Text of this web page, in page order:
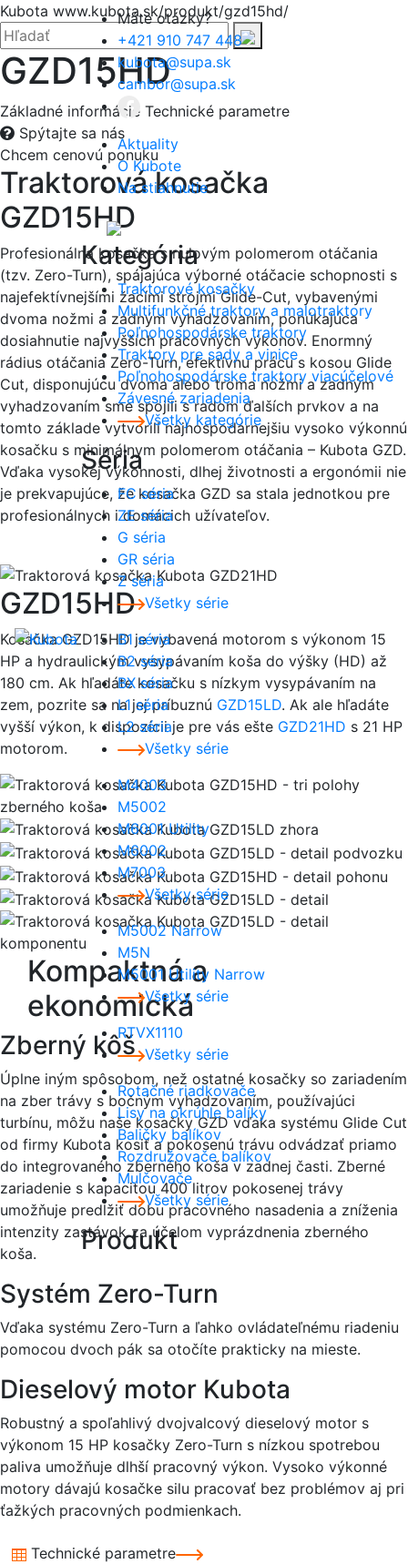
Hore
Kubota www.kubota.sk/produkt/gzd15hd/
Zatvoriť
Hľadať: Hľadať
Máte otázky?
+421 910 747 448
kubota@supa.sk
cambor@supa.sk
Aktuality
O Kubote
Na stiahnutie
Menu
Kategória
Traktorové kosačky
Multifunkčné traktory a malotraktory
Poľnohospodárske traktory
Traktory pre sady a vinice
Poľnohospodárske traktory viacúčelové
Závesné zariadenia
Všetky kategórie
Séria
FC séria
ZE séria
G séria
GR séria
Z séria
Všetky série
B1 séria
B2 séria
BX séria
L1 séria
L2 séria
Všetky série
M4003
M5002
M6001 Utility
M6002
M7003
Všetky série
M5002 Narrow
M5N
M5001 Utility Narrow
Všetky série
RTVX1110
Všetky série
Rotačné riadkovače
Lisy na okrúhle balíky
Baličky balíkov
Rozdružovače balíkov
Mulčovače
Všetky série
Produkt
GZD15HD
Základné informácie Technické parametre
Spýtajte sa nás
Chcem cenovú ponuku
Traktorová kosačka
GZD15HD
Profesionálna kosačka s nulovým polomerom otáčania
(tzv. Zero-Turn), spájajúca výborné otáčacie schopnosti s
najefektívnejšími žacími strojmi Glide-Cut, vybavenými
dvoma nožmi a zadným vyhadzovaním, ponúkajúca
dosiahnutie najvyšších pracovných výkonov. Enormný
rádius otáčania Zero-Turn, efektívnu prácu s kosou Glide
Cut, disponujúcu dvoma alebo troma nožmi a zadným
vyhadzovaním sme spojili s radom ďalších prvkov a na
tomto základe vytvorili najhospodárnejšiu vysoko výkonnú
kosačku s minimálnym polomerom otáčania – Kubota GZD.
Vďaka vysokej výkonnosti, dlhej životnosti a ergonómii nie
je prekvapujúce, že kosačka GZD sa stala jednotkou pre
profesionálnych i domácich užívateľov.
GZD15HD
Kosačka GZD15HD je vybavená motorom s výkonom 15
HP a hydraulickým vysypávaním koša do výšky (HD) až
180 cm. Ak hľadáte kosačku s nízkym vysypávaním na
zem, pozrite sa na jej príbuznú GZD15LD. Ak ale hľadáte
vyšší výkon, k dispozícii je pre vás ešte GZD21HD s 21 HP
motorom.
Kompaktná a
ekonomická
Zberný kôš
Úplne iným spôsobom, než ostatné kosačky so zariadením
na zber trávy s bočným vyhadzovaním, používajúci
turbínu, môžu naše kosačky GZD vďaka systému Glide Cut
od firmy Kubota kosiť a pokosenú trávu odvádzať priamo
do integrovaného zberného koša v zadnej časti. Zberné
zariadenie s kapacitou 400 litrov pokosenej trávy
umožňuje predĺžiť dobu pracovného nasadenia a zníženia
intenzity zastávok za účelom vyprázdnenia zberného
koša.
Systém Zero-Turn
Vďaka systému Zero-Turn a ľahko ovládateľnému riadeniu
pomocou dvoch pák sa otočíte prakticky na mieste.
Dieselový motor Kubota
Robustný a spoľahlivý dvojvalcový dieselový motor s
výkonom 15 HP kosačky Zero-Turn s nízkou spotrebou
paliva umožňuje dlhší pracovný výkon. Vysoko výkonné
motory dávajú kosačke silu pracovať bez problémov aj pri
ťažkých pracovných podmienkach.
Technické parametre